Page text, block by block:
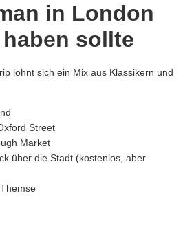
in London
sollte
lohnt sich ein Mix aus Klassikern und
Street
Market
über die Stadt (kostenlos, aber